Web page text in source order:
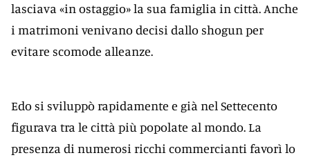
lasciava «in ostaggio» la sua famiglia in città. Anche
i matrimoni venivano decisi dallo shogun per
evitare scomode alleanze.
Edo si sviluppò rapidamente e già nel Settecento
figurava tra le città più popolate al mondo. La
presenza di numerosi ricchi commercianti favorì lo